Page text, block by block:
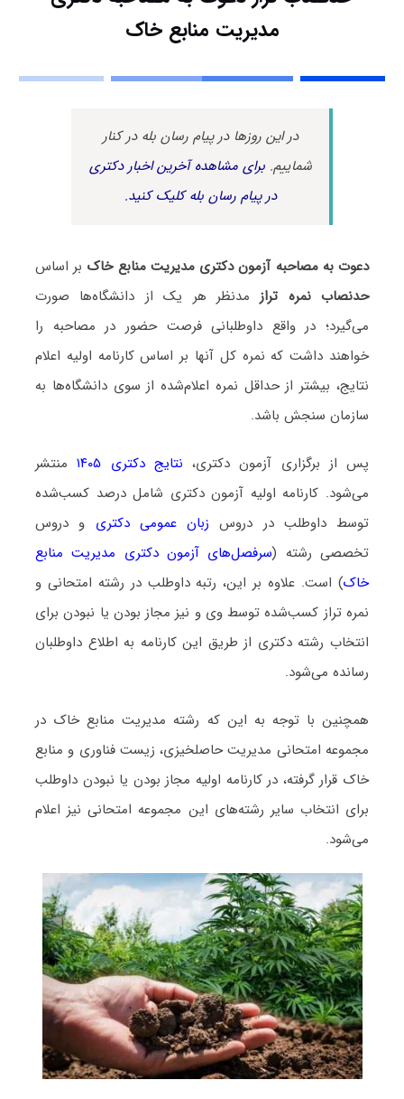
مدیریت منابع خاک
در این روزها در پیام رسان بله در کنار
شماییم.برای مشاهده آخرین اخبار دکتری
در پیام رسان بله کلیک کنید.
دعوت به مصاحبه آزمون دکتری مدیریت منابع خاک بر اساس
حدنصاب نمره ترازمدنظر هر یک از دانشگاه‌ها صورت
می‌گیرد؛ در واقع داوطلبانی فرصت حضور در مصاحبه را
خواهند داشت که نمره کل آنها بر اساس کارنامه اولیه اعلام
نتایج، بیشتر از حداقل نمره اعلام‌شده از سوی دانشگاه‌ها به
سازمان سنجش باشد.
پس از برگزاری آزمون دکتری، نتایج دکتری ۱۴۰۵
منتشر
می‌شود. کارنامه اولیه آزمون دکتری شامل درصد کسب‌شده
توسط داوطلب در دروس زبان عمومی دکتری و دروس
تخصصی رشته (سرفصل‌های آزمون دکتری مدیریت منابع
خاک) است. علاوه بر این، رتبه داوطلب در رشته امتحانی و
نمره تراز کسب‌شده توسط وی و نیز مجاز بودن یا نبودن برای
انتخاب رشته دکتری از طریق این کارنامه به اطلاع داوطلبان
رسانده می‌شود.
همچنین با توجه به این که رشته مدیریت منابع خاک در
مجموعه امتحانی مدیریت حاصلخیزی، زیست فناوری و منابع
خاک قرار گرفته، در کارنامه اولیه مجاز بودن یا نبودن داوطلب
برای انتخاب سایر رشته‌های این مجموعه امتحانی نیز اعلام
می‌شود.